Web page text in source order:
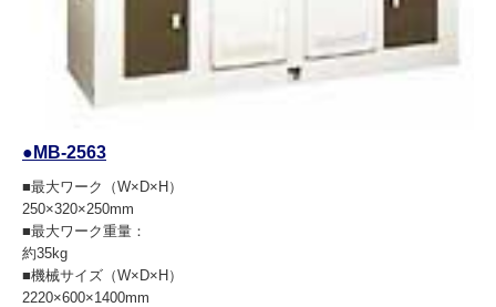
●MB-2563
■最大ワーク（W×D×H）
250×320×250mm
■最大ワーク重量：
約35kg
■機械サイズ（W×D×H）
2220×600×1400mm